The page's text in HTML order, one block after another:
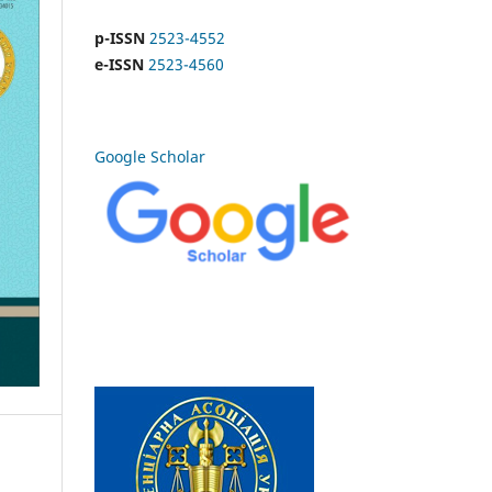
p-ISSN 2523-4552
e-ISSN 2523-4560
Google Scholar